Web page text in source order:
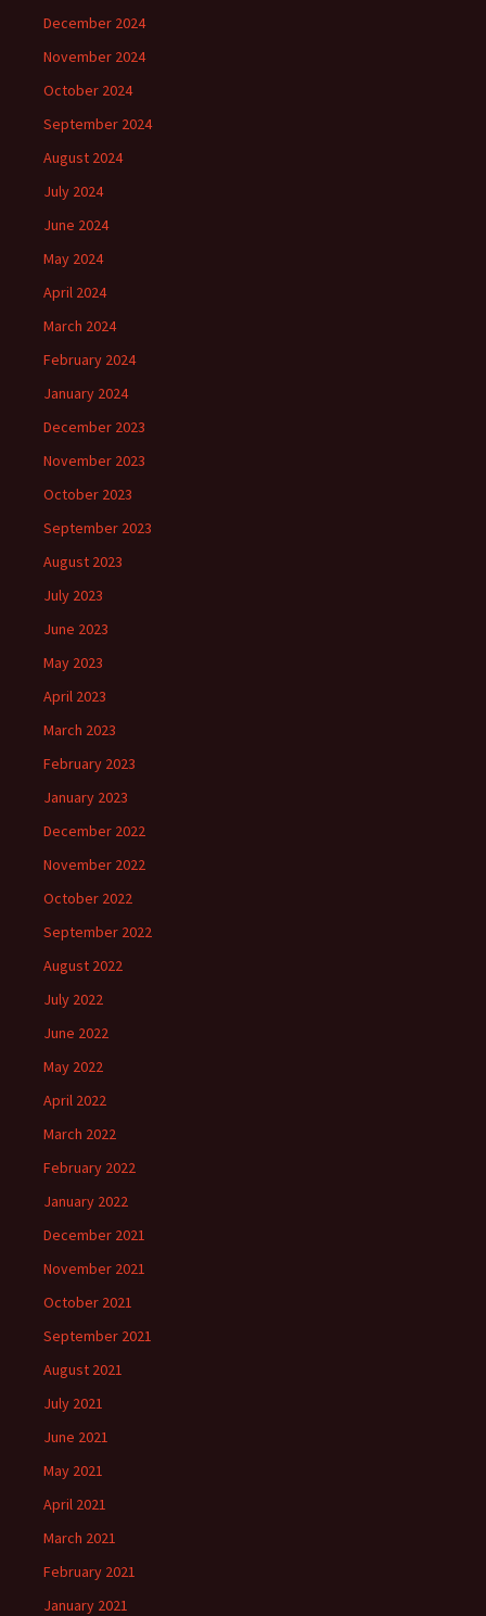
December 2024
November 2024
October 2024
September 2024
August 2024
July 2024
June 2024
May 2024
April 2024
March 2024
February 2024
January 2024
December 2023
November 2023
October 2023
September 2023
August 2023
July 2023
June 2023
May 2023
April 2023
March 2023
February 2023
January 2023
December 2022
November 2022
October 2022
September 2022
August 2022
July 2022
June 2022
May 2022
April 2022
March 2022
February 2022
January 2022
December 2021
November 2021
October 2021
September 2021
August 2021
July 2021
June 2021
May 2021
April 2021
March 2021
February 2021
January 2021